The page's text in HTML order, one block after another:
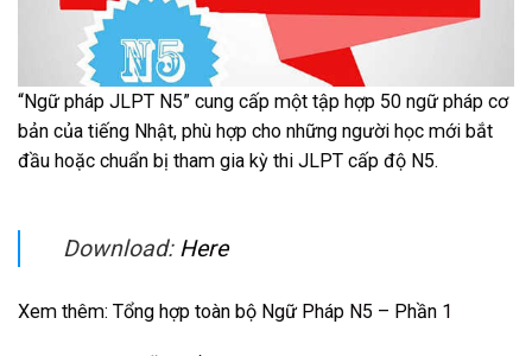
“Ngữ pháp JLPT N5” cung cấp một tập hợp 50 ngữ pháp cơ
bản của tiếng Nhật, phù hợp cho những người học mới bắt
đầu hoặc chuẩn bị tham gia kỳ thi JLPT cấp độ N5.
Download: Here
Xem thêm: Tổng hợp toàn bộ Ngữ Pháp N5 – Phần 1